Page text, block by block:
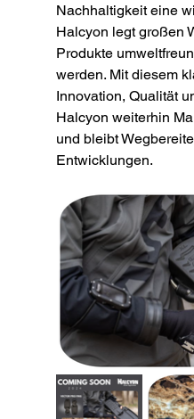
Nachhaltigkeit eine
Halcyon legt großen
Produkte
werden. Mit diesem
Innovation, Qualität
Halcyon weiterhin
und bleibt
Entwicklungen.